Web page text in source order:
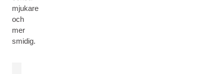
mjukare
och
mer
smidig.